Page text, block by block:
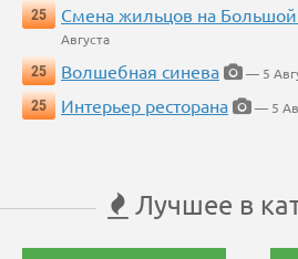
25
Смена жильцов на
Августа
25
Волшебная синева
— 5
25
Интерьер ресторана — 5
Лучшее в